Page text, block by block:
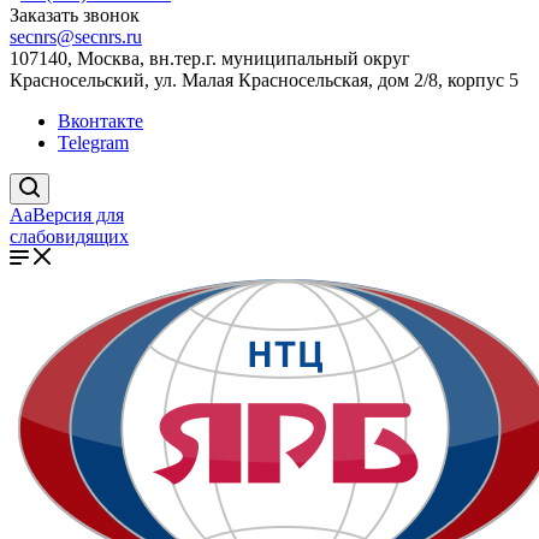
Заказать звонок
secnrs@secnrs.ru
107140, Москва, вн.тер.г. муниципальный округ
Красносельский, ул. Малая Красносельская, дом 2/8, корпус 5
Вконтакте
Telegram
AaВерсия для
слабовидящих